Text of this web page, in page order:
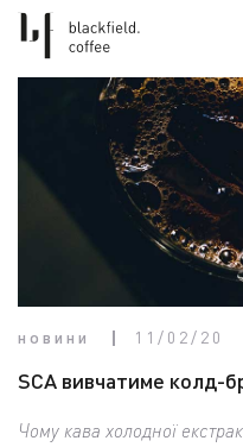
новини 11/02/20
SCA вивчатиме колд-
Чому кава холодної